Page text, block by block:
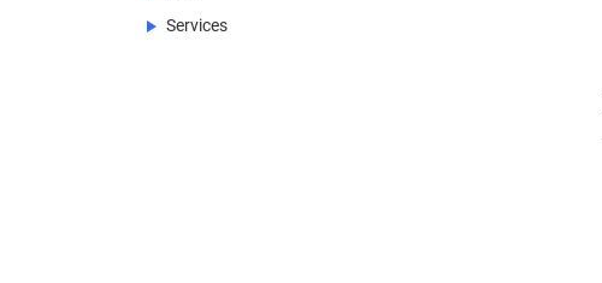
示例：使用 Persistent Volumes 部署
集群
Services